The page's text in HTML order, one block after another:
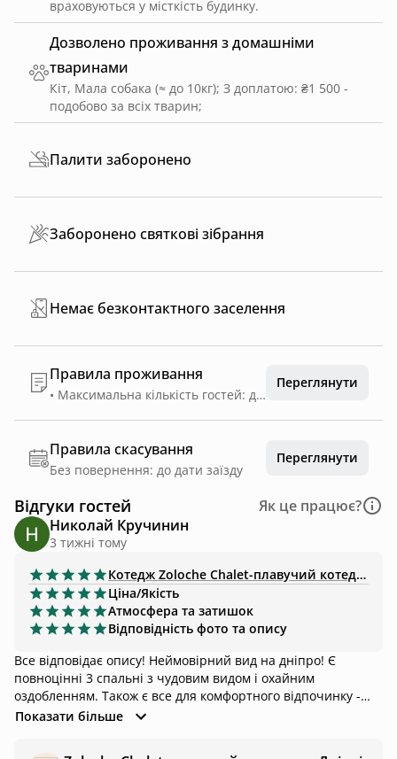
Дозволено проживання з домашніми
тваринами
Кіт, Мала собака (≈ до 10кг); З доплатою: ₴1 500 -
подобово за всіх тварин;
враховуються у місткість будинку.
Палити заборонено
Заборонено святкові зібрання
Немає безконтактного заселення
Правила проживання
• Максимальна кількість гостей: до 6 осіб. • Заборонено проведення вечірок, гучних святкувань та заходів. • Дотримання режиму тиші є обов’язковим, особливо у вечірній та нічний час. • Паління в будинку суворо заборонене (дозволене лише на відкритій терасі у спеціально відведених місцях). • Використання сауни та каміна дозволяється лише згідно з інструкцією та з дотриманням правил пожежної безпеки. • Заборонено залишати без нагляду розпалений камін, сауну, мангал або відкритий вогонь. • Діти біля води повинні перебувати виключно під наглядом дорослих. • Дбайливе ставлення до майна будинку є обов’язковим. • Проживання з тваринами можливе лише за попереднім погодженням та за додаткову оплату. • Заборонено передавати будинок третім особам або заселяти додаткових гостей без погодження з власником. • Страховий депозит 8 000 грн. Повертається після перевірки будинку за відсутності пошкоджень та порушень правил. • У разі порушення правил проживання, перевищення дозволеної кількості гостей, проведення вечірок, псування майна або створення незручностей сусідам адміністрація має право достроково припинити проживання без повернення вартості оренди та страхового депозиту. • Бронювання означає повну згоду гостей із правилами проживання.
Переглянути
Правила скасування
Без повернення: до дати заїзду
Переглянути
Відгуки гостей
Як це працює?
Николай Кручинин
3 тижні тому
Котедж Zoloche Chalet-плавучий котедж на Дніпрі
Ціна/Якість
Атмосфера та затишок
Відповідність фото та опису
Все відповідає опису! Неймовірний вид на дніпро! Є
повноцінні 3 спальні з чудовим видом і охайним
оздобленням. Також є все для комфортного відпочинку -
посуд, бокали, чай, напої і навіть льод для коктейлів!
Показати більше